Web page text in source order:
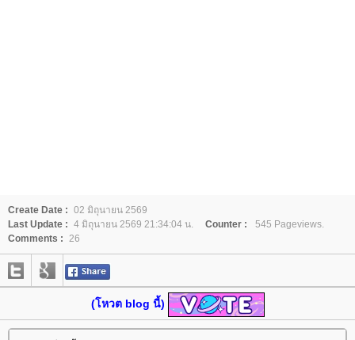
Create Date : 02 มิถุนายน 2569
Last Update : 4 มิถุนายน 2569 21:34:04 น. Counter :
545 Pageviews.
Comments : 26
(โหวต blog นี้)